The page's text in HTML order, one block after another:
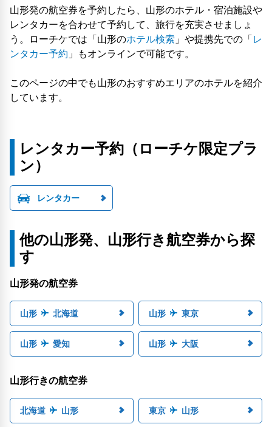
山形発の航空券を予約したら、山形のホテル・宿泊施設や
レンタカーを合わせて予約して、旅行を充実させましょ
う。ローチケでは「山形のホテル検索 」や提携先での「 レ
ンタカー予約 」もオンラインで可能です。
このページの中でも山形のおすすめエリアのホテルを紹介
しています。
レンタカー予約（ローチケ限定プラ
ン）
レンタカー
他の山形発、山形行き航空券から探
す
山形発の航空券
山形 北海道 山形 東京
山形 愛知 山形 大阪
山形行きの航空券
北海道 山形 東京 山形